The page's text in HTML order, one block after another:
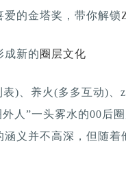
的金塔奖，带你解锁
成新的 圈层文化
)、养火(多多互动)、
人”一头雾水的00后
涵义并不高深，但随